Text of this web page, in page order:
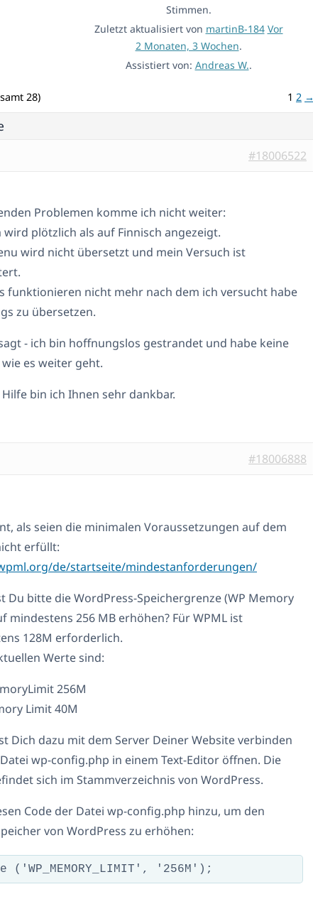
Stimmen.
Zuletzt aktualisiert von martinB-184 Vor
2 Monaten, 3 Wochen.
Assistiert von: Andreas W..
28) 1 2 →
#18006522
Problemen komme ich nicht weiter:
wird plötzlich als auf Finnisch angezeigt.
wird nicht übersetzt und mein Versuch ist
funktionieren nicht mehr nach dem ich versucht habe
zu übersetzen.
- ich bin hoffnungslos gestrandet und habe keine
es weiter geht.
bin ich Ihnen sehr dankbar.
#18006888
als seien die minimalen Voraussetzungen auf dem
erfüllt:
de/startseite/mindestanforderungen/
Du bitte die WordPress-Speichergrenze (WP Memory
mindestens 256 MB erhöhen? Für WPML ist
128M erforderlich.
Werte sind:
256M
Limit 40M
Dich dazu mit dem Server Deiner Website verbinden
wp-config.php in einem Text-Editor öffnen. Die
sich im Stammverzeichnis von WordPress.
Code der Datei wp-config.php hinzu, um den
von WordPress zu erhöhen: